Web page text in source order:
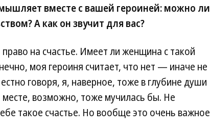
вместе с вашей героиней: можно ли
А как он звучит для вас?
на счастье. Имеет ли женщина с такой
моя героиня считает, что нет — иначе не
говоря, я, наверное, тоже в глубине души
возможно, тоже мучилась бы. Не
такое счастье. Но вообще это очень важное